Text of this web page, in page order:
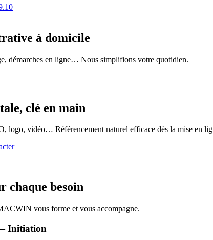
à domicile
démarches en ligne… Nous simplifions votre quotidien.
clé en main
logo, vidéo… Référencement naturel efficace dès la mise en
chaque besoin
vous forme et vous accompagne.
Initiation